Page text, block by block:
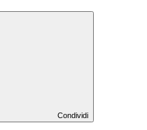
Condividi